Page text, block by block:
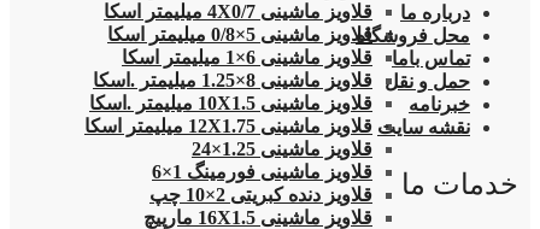
قلاویز ماشینی 4X0/7 میلیمتر اسکا
قلاویز ماشینی 5×0/8 میلیمتر اسکا
قلاویز ماشینی 6×1 میلیمتر اسکا
قلاویز ماشینی 8×1.25 میلیمتر .اسکا
قلاویز ماشینی 10X1.5 میلیمتر .اسکا
قلاویز ماشینی 12X1.75 میلیمتر اسکا
قلاویز ماشینی 1.25×24
قلاویز ماشینی فورمینگ 1×6
قلاویز دنده کبریتی 2×10 چپ
قلاویز ماشینی 16X1.5 مارپیچ
درباره ما
محل فروشگاه
تماس باما
حمل و نقل
خبرنامه
نقشه سایت
خدمات ما